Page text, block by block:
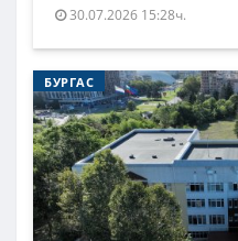
30.07.2026 15:28ч.
БУРГАС